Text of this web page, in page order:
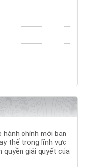
chính mới ban
thế trong lĩnh vực
quyền giải quyết của